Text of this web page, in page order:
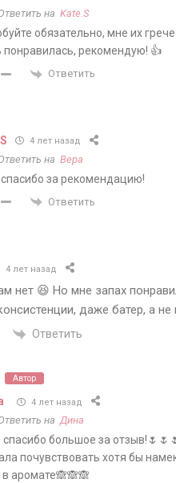
на Kate.S
обязательно, мне их
понравилась, рекомендую! 👍
Ответить
4 лет назад
на Вера
за рекомендацию!
Ответить
4 лет назад
нет 😆 Но мне запах
даже батер, а не
Ответить
Автор
4 лет назад
наДина
большое за
почувствовать хотя бы
в аромате🙈🙈🙈